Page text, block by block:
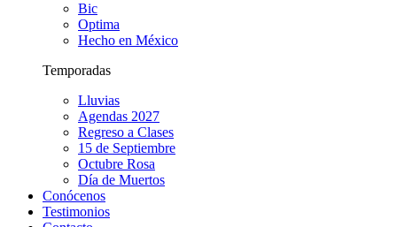
Bic
Optima
Hecho en México
Temporadas
Lluvias
Agendas 2027
Regreso a Clases
15 de Septiembre
Octubre Rosa
Día de Muertos
Conócenos
Testimonios